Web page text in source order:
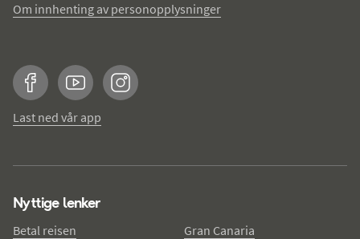
Om innhenting av personopplysninger
FacebookYouTubeInstagram
Last ned vår app
Nyttige lenker
Betal reisen
Gran Canaria